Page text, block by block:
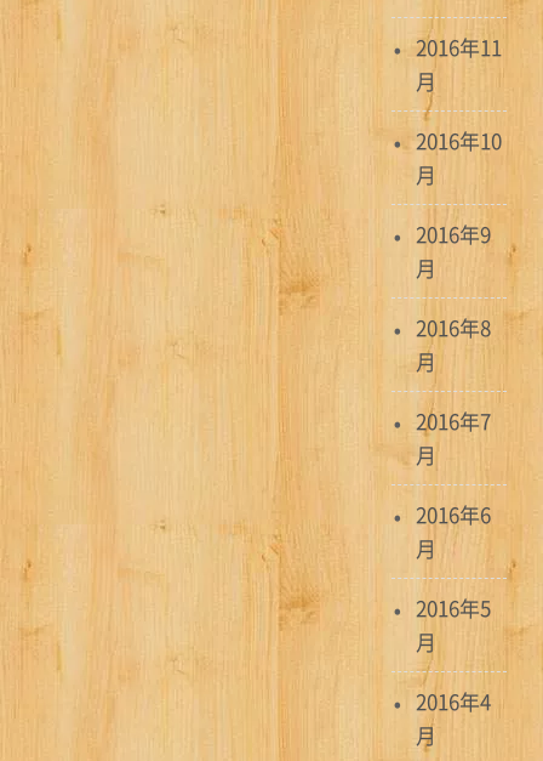
2016年11
月
2016年10
月
2016年9
月
2016年8
月
2016年7
月
2016年6
月
2016年5
月
2016年4
月